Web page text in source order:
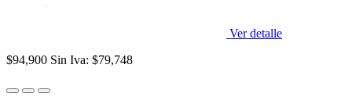
Ver detalle
$94,900 Sin Iva: $79,748